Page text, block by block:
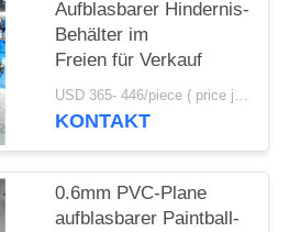
Aufblasbarer Hindernis-
Behälter im
Freien für Verkauf
USD 365- 446/piece ( price just for reference, detailed prices need to be confirmed) MOQ:1pc
KONTAKT
0.6mm PVC-Plane
aufblasbarer Paintball-